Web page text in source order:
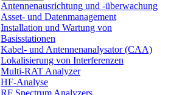
Antennenausrichtung und -überwachung
Asset- und Datenmanagement
Installation und Wartung von
Basisstationen
Kabel- und Antennenanalysator (CAA)
Lokalisierung von Interferenzen
Multi-RAT Analyzer
HF-Analyse